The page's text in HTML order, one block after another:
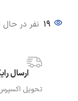
19 نفر در
ارسال
تحویل